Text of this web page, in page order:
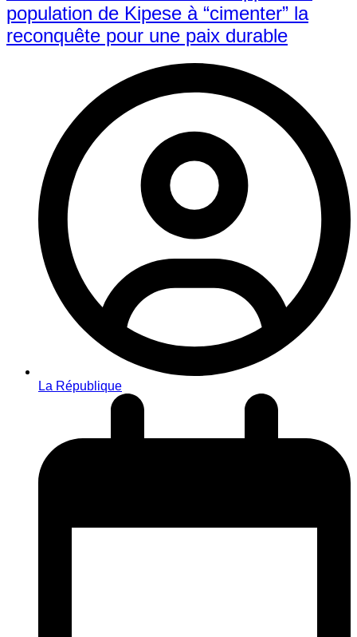
population de Kipese à “cimenter” la
reconquête pour une paix durable
La République